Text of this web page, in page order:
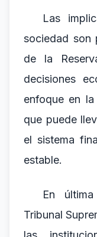
Las
sociedad son
de la
decisiones
enfoque en
que puede
el sistema
estable.
En
Tribunal